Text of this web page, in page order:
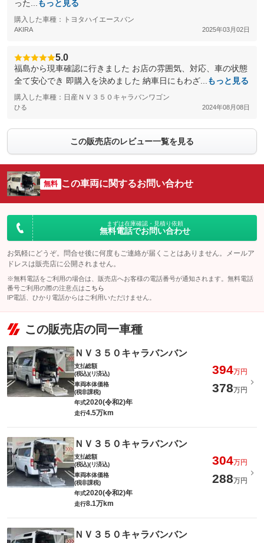
った... もっと見る
購入した車種：トヨタハイエースバン
AKIRA 2025年03月02日
5.0
福島から現車確認に行きました お店の雰囲気、対応、車の状態
全て安心でき 即購入を決めました 納車日にもわざ...
もっと見る
購入した車種：日産ＮＶ３５０キャラバンワゴン
ひる 2024年08月08日
この販売店のレビュー一覧を見る
無料 この車両に関するお問い合わせ
まずは在庫確認・見積り依頼
無料電話でお問い合わせ
お気軽にどうぞ。問合せ後に何度もご連絡が届くことはありません。メールア
ドレスは販売店に公開されません。
※無料電話をご利用の場合は、販売店へお客様の電話番号が通知されます。無料電話
番号ご利用の際の注意点は こちら
IP電話、ひかり電話からはご利用いただけません。
この販売店の同一車種
ＮＶ３５０キャラバンバン
支払総額
(税込)(リ済込)
394万円
車両本体価格
(税非課税)
378万円
年式2020(令和2)年
走行4.5万km
ＮＶ３５０キャラバンバン
支払総額
(税込)(リ済込)
304万円
車両本体価格
(税非課税)
288万円
年式2020(令和2)年
走行8.1万km
ＮＶ３５０キャラバンバン